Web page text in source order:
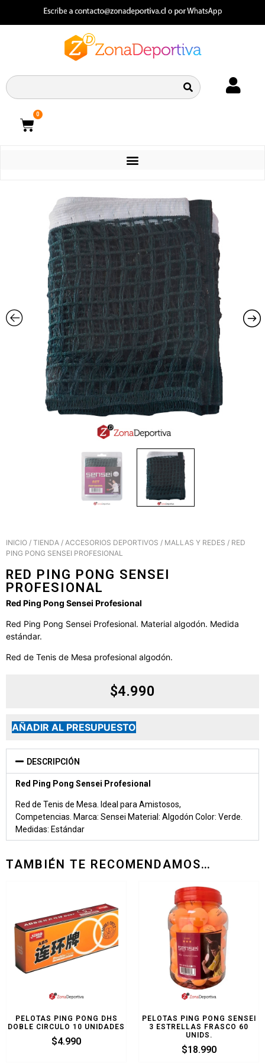
0
INICIO / TIENDA / ACCESORIOS DEPORTIVOS / MALLAS Y REDES / RED
PING PONG SENSEI PROFESIONAL
RED PING PONG SENSEI
PROFESIONAL
Red Ping Pong Sensei Profesional
Red Ping Pong Sensei Profesional. Material algodón. Medida
estándar.
Red de Tenis de Mesa profesional algodón.
$4.990
AÑADIR AL PRESUPUESTO
DESCRIPCIÓN
Red Ping Pong Sensei Profesional
Red de Tenis de Mesa. Ideal para Amistosos,
Competencias. Marca: Sensei Material: Algodón Color: Verde.
Medidas: Estándar
TAMBIÉN TE RECOMENDAMOS…
PELOTAS PING PONG DHS
DOBLE CIRCULO 10 UNIDADES
$4.990
PELOTAS PING PONG SENSEI
3 ESTRELLAS FRASCO 60
UNIDS.
$18.990